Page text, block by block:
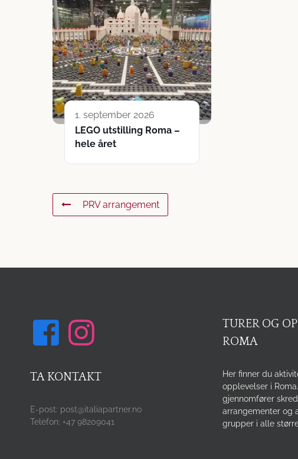
1. september 2026
LEGO utstilling Roma –
hele året
PRV arrangement
TA KONTAKT
E-post: post@italiapartner.no
Telefon: +47 98209041
TURER OG
ROMA
Her finner du
opplevelser i
gjennomfører
arrangementer og
grupper i alle